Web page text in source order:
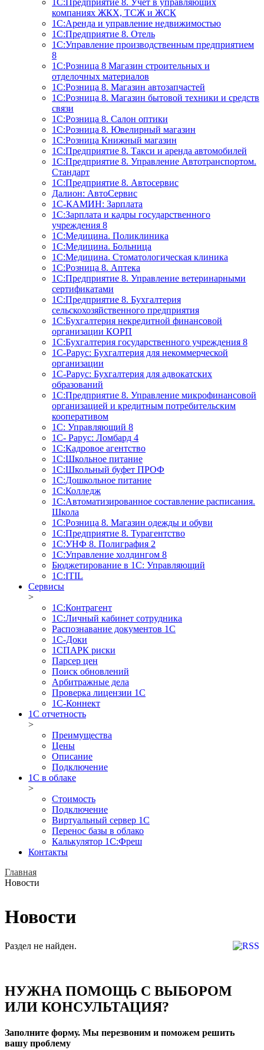
1С:Предприятие 8. Учет в управляющих
компаниях ЖКХ, ТСЖ и ЖСК
1С:Аренда и управление недвижимостью
1С:Предприятие 8. Отель
1C:Управление производственным предприятием
8
1С:Розница 8 Магазин строительных и
отделочных материалов
1С:Розница 8. Магазин автозапчастей
1С:Розница 8. Магазин бытовой техники и средств
связи
1С:Розница 8. Салон оптики
1С:Розница 8. Ювелирный магазин
1С:Розница Книжный магазин
1C:Предприятие 8. Такси и аренда автомобилей
1С:Предприятие 8. Управление Автотранспортом.
Стандарт
1C:Предприятие 8. Автосервис
Далион: АвтоСервис
1С-КАМИН: Зарплата
1С:Зарплата и кадры государственного
учреждения 8
1С:Медицина. Поликлиника
1С:Медицина. Больница
1С:Медицина. Стоматологическая клиника
1С:Розница 8. Аптека
1C:Предприятие 8. Управление ветеринарными
сертификатами
1С:Предприятие 8. Бухгалтерия
сельскохозяйственного предприятия
1C:Бухгалтерия некредитной финансовой
организации КОРП
1С:Бухгалтерия государственного учреждения 8
1С-Рарус: Бухгалтерия для некоммерческой
организации
1С-Рарус: Бухгалтерия для адвокатских
образований
1С:Предприятие 8. Управление микрофинансовой
организацией и кредитным потребительским
кооперативом
1С: Управляющий 8
1С- Рарус: Ломбард 4
1С:Кадровое агентство
1С:Школьное питание
1С:Школьный буфет ПРОФ
1C:Дошкольное питание
1С:Колледж
1С:Автоматизированное составление расписания.
Школа
1С:Розница 8. Магазин одежды и обуви
1С:Предприятие 8. Турагентство
1С:УНФ 8. Полиграфия 2
1С:Управление холдингом 8
Бюджетирование в 1С: Управляющий
1С:ITIL
Сервисы
>
1C:Контрагент
1С:Личный кабинет сотрудника
Распознавание документов 1С
1С-Доки
1CПАРК риски
Парсер цен
Поиск обновлений
Арбитражные дела
Проверка лицензии 1С
1С-Коннект
1C отчетность
>
Преимущества
Цены
Описание
Подключение
1С в облаке
>
Стоимость
Подключение
Виртуальный сервер 1С
Перенос базы в облако
Калькулятор 1С:Фреш
Контакты
Главная
Новости
Новости
Раздел не найден.
НУЖНА ПОМОЩЬ С ВЫБОРОМ
ИЛИ КОНСУЛЬТАЦИЯ?
Заполните форму. Мы перезвоним и поможем решить
вашу проблему